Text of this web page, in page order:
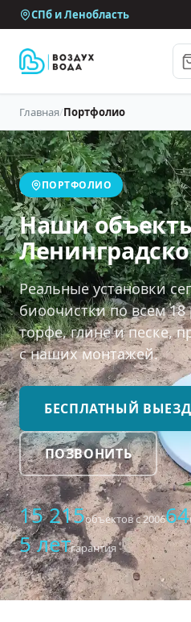
СПб и Ленобласть
Главная/Портфолио
ПОРТФОЛИО
Наши
Реальные установки
биоочистки по всем
торфе, глине и песке,
с наших монтажей.
БЕСПЛАТНЫЙ
ПОЗВОНИТЬ
15 215объектов с 200664
5 летгарантия